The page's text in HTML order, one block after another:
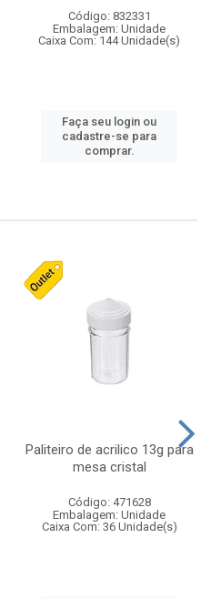
Código: 832331
Embalagem: Unidade
Caixa Com: 144 Unidade(s)
Faça seu login ou
cadastre-se para
comprar.
Paliteiro de acrilico 13g para
mesa cristal
Código: 471628
Embalagem: Unidade
Caixa Com: 36 Unidade(s)